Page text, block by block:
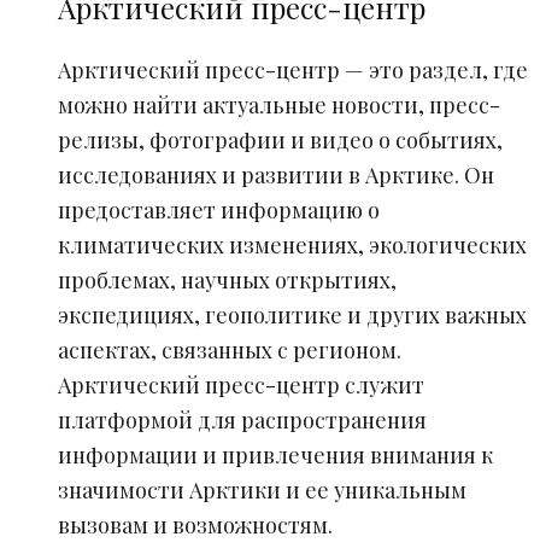
Арктический пресс-центр — это раздел, где
можно найти актуальные новости, пресс-
релизы, фотографии и видео о событиях,
исследованиях и развитии в Арктике. Он
предоставляет информацию о
климатических изменениях, экологических
проблемах, научных открытиях,
экспедициях, геополитике и других важных
аспектах, связанных с регионом.
Арктический пресс-центр служит
платформой для распространения
информации и привлечения внимания к
значимости Арктики и ее уникальным
вызовам и возможностям.